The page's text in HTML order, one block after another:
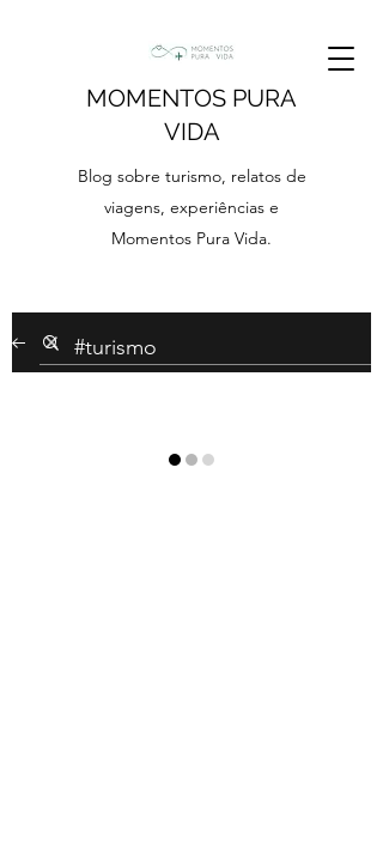
MOMENTOS PURA
VIDA
Blog sobre turismo, relatos de
viagens, experiências e
Momentos Pura Vida.